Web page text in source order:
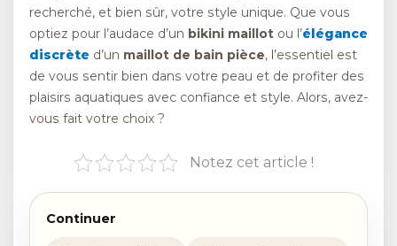
recherché, et bien sûr, votre style unique. Que vous
optiez pour l’audace d’un bikini maillot ou l’élégance
discrète d’un maillot de bain pièce, l’essentiel est
de vous sentir bien dans votre peau et de profiter des
plaisirs aquatiques avec confiance et style. Alors, avez-
vous fait votre choix ?
Notez cet article !
Continuer